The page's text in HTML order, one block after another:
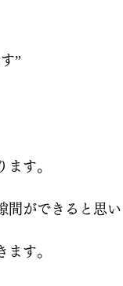
”
す。
間ができると思
す。